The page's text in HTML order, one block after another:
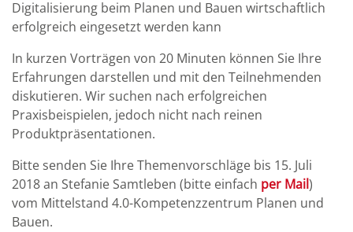
Digitalisierung beim Planen und Bauen wirtschaftlich
erfolgreich eingesetzt werden kann
In kurzen Vorträgen von 20 Minuten können Sie Ihre
Erfahrungen darstellen und mit den Teilnehmenden
diskutieren. Wir suchen nach erfolgreichen
Praxisbeispielen, jedoch nicht nach reinen
Produktpräsentationen.
Bitte senden Sie Ihre Themenvorschläge bis 15. Juli
2018 an Stefanie Samtleben (bitte einfach per Mail)
vom Mittelstand 4.0-Kompetenzzentrum Planen und
Bauen.